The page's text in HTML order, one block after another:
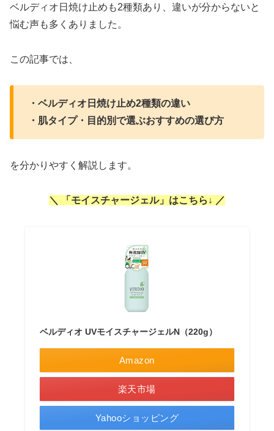
ベルディオ日焼け止めも2種類あり、違いが分からないと
悩む声も多くありました。
この記事では、
・ベルディオ日焼け止め2種類の違い
・肌タイプ・目的別で選ぶおすすめの選び方
を分かりやすく解説します。
＼ 「モイスチャージェル」はこちら↓ ／
ベルディオ UVモイスチャージェルN（220g）
Amazon
楽天市場
Yahooショッピング